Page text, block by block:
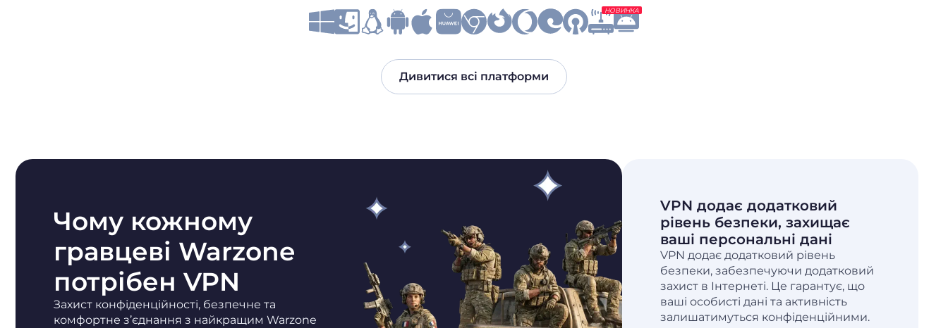
НОВИНКА
Дивитися всі платформи
Чому кожному
гравцеві Warzone
потрібен VPN
Захист конфіденційності, безпечне та
комфортне з’єднання з найкращим Warzone
VPN додає додатковий
рівень безпеки, захищає
ваші персональні дані
VPN додає додатковий рівень
безпеки, забезпечуючи додатковий
захист в Інтернеті. Це гарантує, що
ваші особисті дані та активність
залишатимуться конфіденційними.